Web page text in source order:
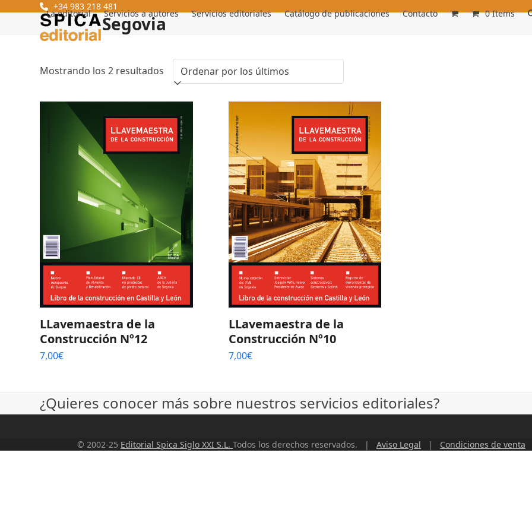
+34 983 218 481
La editorial Servicios a autores Servicios editoriales Catálogo de publicaciones Contacto 0 Items
Segovia
Mostrando los 2 resultados Ordenado
los
últimos
LLavemaestra de la
Construcción Nº12
7,00€
LLavemaestra de la
Construcción Nº10
7,00€
¿Quieres conocer más sobre nuestros servicios editoriales?
© 2002-25 Editorial Spica Siglo XXI S.L. Todos los derechos reservados. | Aviso Legal | Condiciones de venta